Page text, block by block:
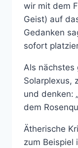
wir mit dem
Geist) auf
Gedanken
sofort
Als nächstes
Solarplexus,
und denken:
dem
Ätherische
zum Beispiel